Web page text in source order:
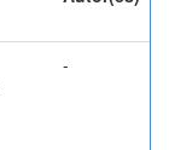
-